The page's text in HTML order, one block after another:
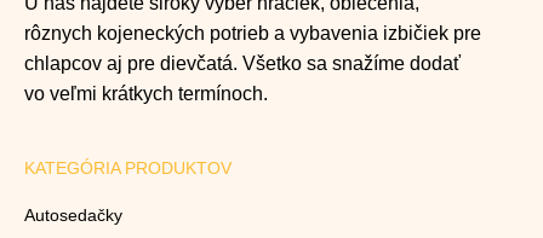
rôznych kojeneckých potrieb a vybavenia izbičiek pre
chlapcov aj pre dievčatá. Všetko sa snažíme dodať
vo veľmi krátkych termínoch.
KATEGÓRIA PRODUKTOV
Autosedačky